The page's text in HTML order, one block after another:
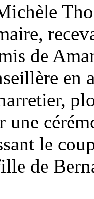
de
en
une
le
de